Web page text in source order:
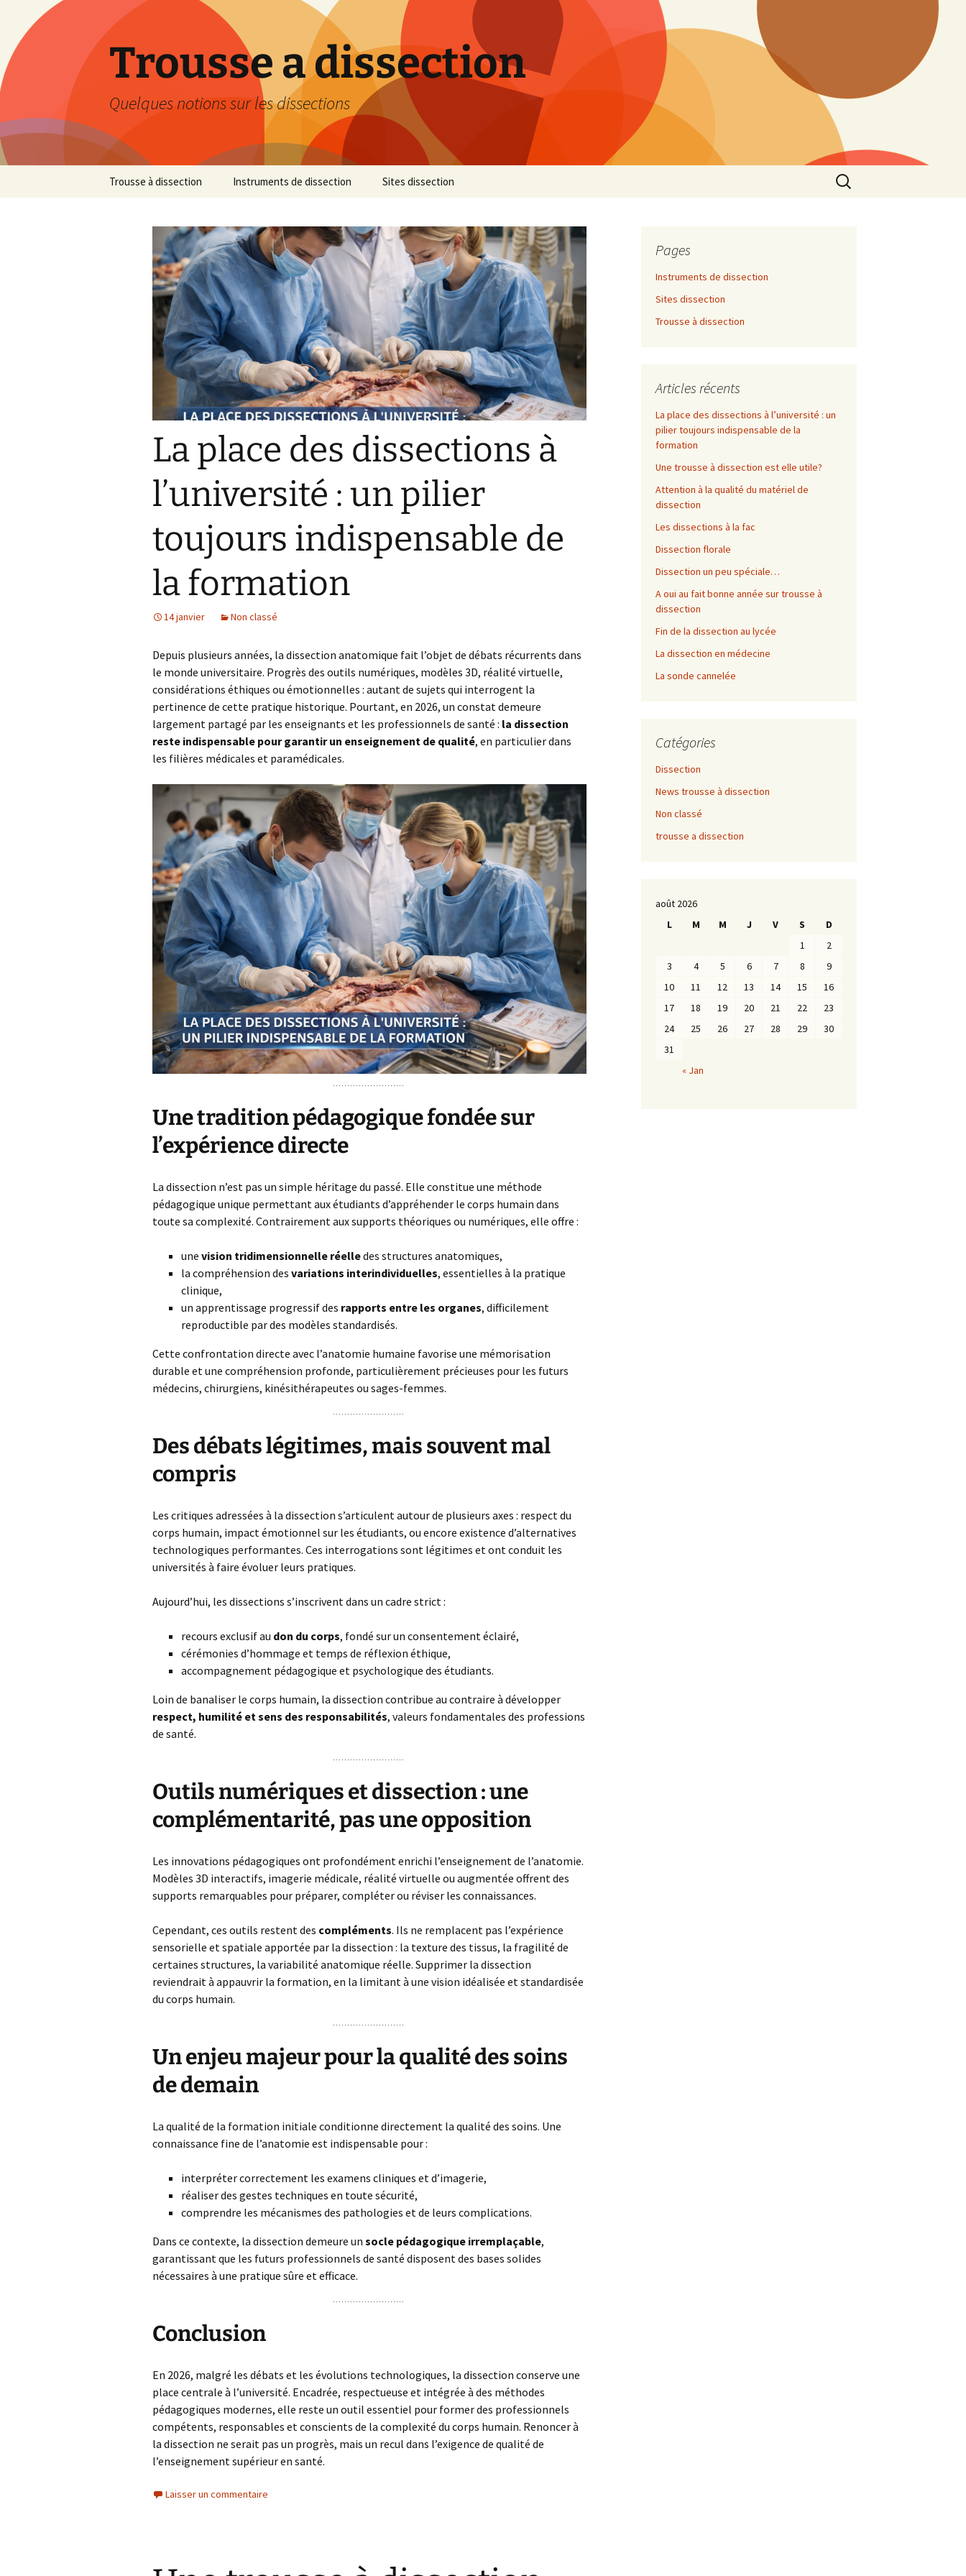
contenu
Trousse a dissection
Quelques notions sur les dissections
Trousse à dissection Instruments de dissection Sites dissection
Rechercher :
La place des dissections à
l’université : un pilier
toujours indispensable de
la formation
14 janvier Non classé
Depuis plusieurs années, la dissection anatomique fait l’objet de débats récurrents dans
le monde universitaire. Progrès des outils numériques, modèles 3D, réalité virtuelle,
considérations éthiques ou émotionnelles : autant de sujets qui interrogent la
pertinence de cette pratique historique. Pourtant, en 2026, un constat demeure
largement partagé par les enseignants et les professionnels de santé : la dissection
reste indispensable pour garantir un enseignement de qualité, en particulier dans
les filières médicales et paramédicales.
Une tradition pédagogique fondée sur
l’expérience directe
La dissection n’est pas un simple héritage du passé. Elle constitue une méthode
pédagogique unique permettant aux étudiants d’appréhender le corps humain dans
toute sa complexité. Contrairement aux supports théoriques ou numériques, elle offre :
une vision tridimensionnelle réelledes structures anatomiques,
la compréhension des variations interindividuelles, essentielles à la pratique
clinique,
un apprentissage progressif des rapports entre les organes, difficilement
reproductible par des modèles standardisés.
Cette confrontation directe avec l’anatomie humaine favorise une mémorisation
durable et une compréhension profonde, particulièrement précieuses pour les futurs
médecins, chirurgiens, kinésithérapeutes ou sages-femmes.
Des débats légitimes, mais souvent mal
compris
Les critiques adressées à la dissection s’articulent autour de plusieurs axes : respect du
corps humain, impact émotionnel sur les étudiants, ou encore existence d’alternatives
technologiques performantes. Ces interrogations sont légitimes et ont conduit les
universités à faire évoluer leurs pratiques.
Aujourd’hui, les dissections s’inscrivent dans un cadre strict :
recours exclusif au don du corps, fondé sur un consentement éclairé,
cérémonies d’hommage et temps de réflexion éthique,
accompagnement pédagogique et psychologique des étudiants.
Loin de banaliser le corps humain, la dissection contribue au contraire à développer
respect, humilité et sens des responsabilités, valeurs fondamentales des professions
de santé.
Outils numériques et dissection : une
complémentarité, pas une opposition
Les innovations pédagogiques ont profondément enrichi l’enseignement de l’anatomie.
Modèles 3D interactifs, imagerie médicale, réalité virtuelle ou augmentée offrent des
supports remarquables pour préparer, compléter ou réviser les connaissances.
Cependant, ces outils restent des compléments. Ils ne remplacent pas l’expérience
sensorielle et spatiale apportée par la dissection : la texture des tissus, la fragilité de
certaines structures, la variabilité anatomique réelle. Supprimer la dissection
reviendrait à appauvrir la formation, en la limitant à une vision idéalisée et standardisée
du corps humain.
Un enjeu majeur pour la qualité des soins
de demain
La qualité de la formation initiale conditionne directement la qualité des soins. Une
connaissance fine de l’anatomie est indispensable pour :
interpréter correctement les examens cliniques et d’imagerie,
réaliser des gestes techniques en toute sécurité,
comprendre les mécanismes des pathologies et de leurs complications.
Dans ce contexte, la dissection demeure un socle pédagogique irremplaçable,
garantissant que les futurs professionnels de santé disposent des bases solides
nécessaires à une pratique sûre et efficace.
Conclusion
En 2026, malgré les débats et les évolutions technologiques, la dissection conserve une
place centrale à l’université. Encadrée, respectueuse et intégrée à des méthodes
pédagogiques modernes, elle reste un outil essentiel pour former des professionnels
compétents, responsables et conscients de la complexité du corps humain. Renoncer à
la dissection ne serait pas un progrès, mais un recul dans l’exigence de qualité de
l’enseignement supérieur en santé.
Laisser un commentaire
Pages
Instruments de dissection
Sites dissection
Trousse à dissection
Articles récents
La place des dissections à l’université : un
pilier toujours indispensable de la
formation
Une trousse à dissection est elle utile?
Attention à la qualité du matériel de
dissection
Les dissections à la fac
Dissection florale
Dissection un peu spéciale…
A oui au fait bonne année sur trousse à
dissection
Fin de la dissection au lycée
La dissection en médecine
La sonde cannelée
Catégories
Dissection
News trousse à dissection
Non classé
trousse a dissection
août 2026
L
M M J V S
D
1
2
3
4 5 6 7 8
9
10
11 12 13 14 15
16
17
18 19 20 21 22
23
24
25 26 27 28 29
30
31
« Jan